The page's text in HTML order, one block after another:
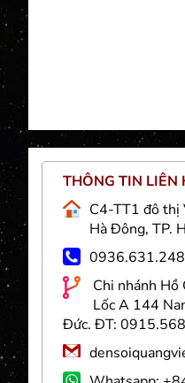
và
trí
THÔNG TIN LIÊN
C4-TT1 đô thị
Hà Đông, TP.
Chi nhánh Hồ
Lốc A 144
Đức. ĐT: